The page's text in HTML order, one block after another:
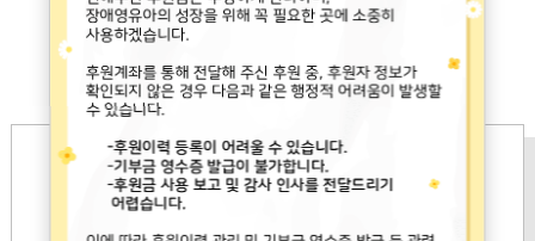
희망이 자라고 있습니다.